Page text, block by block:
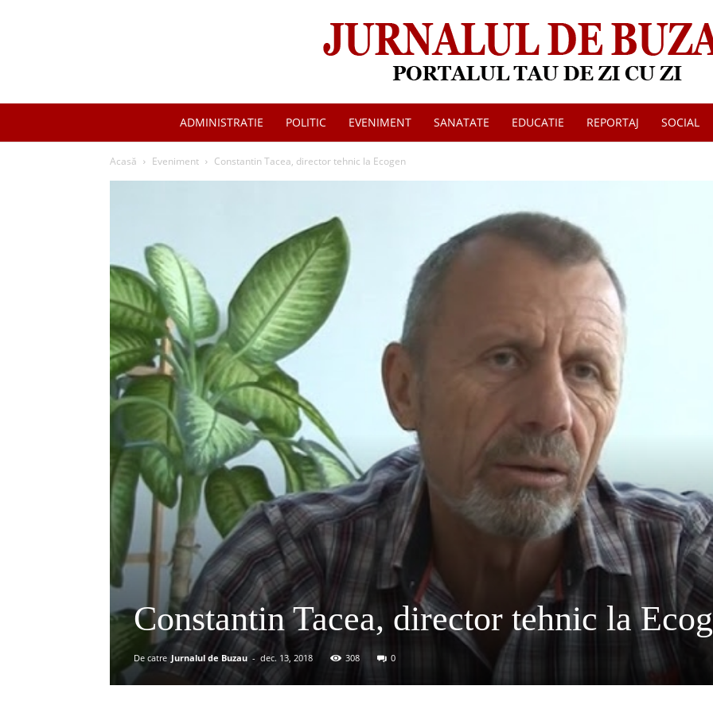
Jurnalul
Buzau
ADMINISTRATIE POLITIC EVENIMENT SANATATE EDUCATIE REPORTAJ SOCIAL
Acasă Eveniment Constantin Tacea, director tehnic la Ecogen
Constantin Tacea, director tehnic la
De catre Jurnalul de Buzau - dec. 13, 2018 308 0